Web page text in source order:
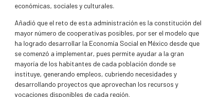
económicas, sociales y culturales.
Añadió que el reto de esta administración es la constitución del
mayor número de cooperativas posibles, por ser el modelo que
ha logrado desarrollar la Economía Social en México desde que
se comenzó a implementar, pues permite ayudar a la gran
mayoría de los habitantes de cada población donde se
instituye, generando empleos, cubriendo necesidades y
desarrollando proyectos que aprovechan los recursos y
vocaciones disponibles de cada región.